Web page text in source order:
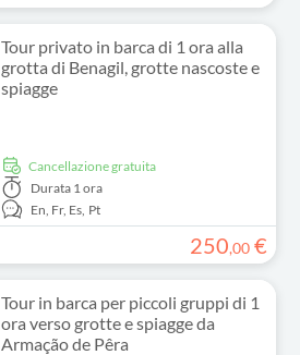
Tour privato in barca di 1 ora alla
grotta di Benagil, grotte nascoste e
spiagge
Cancellazione gratuita
Durata 1 ora
En, Fr, Es, Pt
250,00 €
Tour in barca per piccoli gruppi di 1
ora verso grotte e spiagge da
Armação de Pêra